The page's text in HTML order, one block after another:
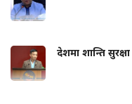
देशमा शान्ति